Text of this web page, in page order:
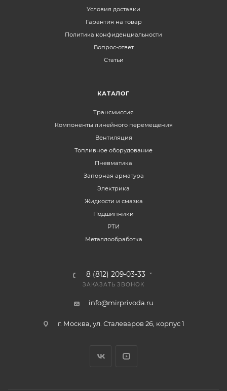
Условия доставки
Гарантия на товар
Политика конфиденциальности
Вопрос-ответ
Статьи
КАТАЛОГ
Трансмиссия
Компоненты линейного перемещения
Вентиляция
Топливное оборудование
Пневматика
Запорная арматура
Электрика
Жидкости и смазка
Подшипники
РТИ
Металлообработка
8 (812) 209-03-33
ЗАКАЗАТЬ ЗВОНОК
info@mirprivoda.ru
г. Москва, ул. Сталеваров 26, корпус 1